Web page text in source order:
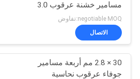
المعمل
مراقبة
الجودة
مسامير خشنة عرقوب 3.0
× 40 مم
negotiable MOQ:تفاوض
الاتصال
30 × 2.8 مم أربعة مسامير
جوفاء عرقوب نحاسية